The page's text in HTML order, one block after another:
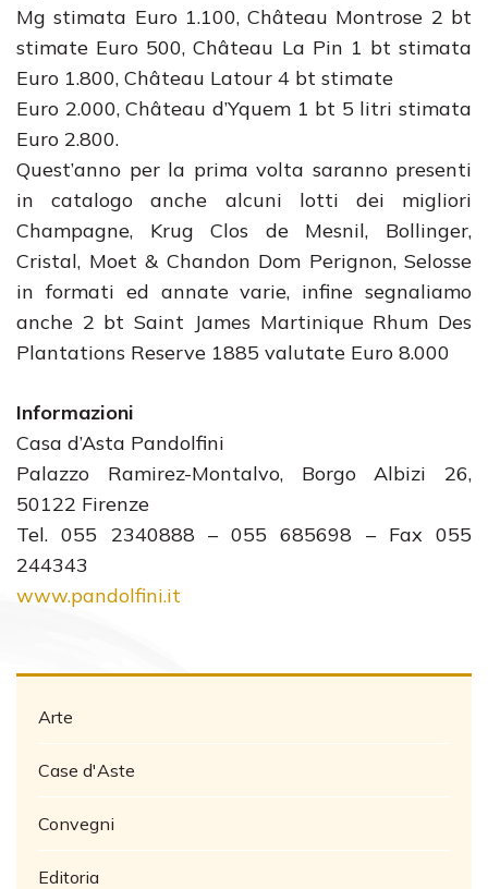
Mg stimata Euro 1.100, Château Montrose 2 bt
stimate Euro 500, Château La Pin 1 bt stimata
Euro 1.800, Château Latour 4 bt stimate
Euro 2.000, Château d’Yquem 1 bt 5 litri stimata
Euro 2.800.
Quest’anno per la prima volta saranno presenti
in catalogo anche alcuni lotti dei migliori
Champagne, Krug Clos de Mesnil, Bollinger,
Cristal, Moet & Chandon Dom Perignon, Selosse
in formati ed annate varie, infine segnaliamo
anche 2 bt Saint James Martinique Rhum Des
Plantations Reserve 1885 valutate Euro 8.000
Informazioni
Casa d’Asta Pandolfini
Palazzo Ramirez-Montalvo, Borgo Albizi 26,
50122 Firenze
Tel. 055 2340888 – 055 685698 – Fax 055
244343
www.pandolfini.it
Arte
Case d'Aste
Convegni
Editoria